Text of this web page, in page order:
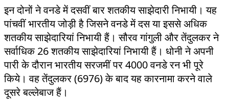
इन दोनों ने वनडे में दसवीं बार शतकीय साझेदारी निभायी। यह
पांचवीं भारतीय जोड़ी है जिसने वनडे में दस या इससे अधिक
शतकीय साझेदारियां निभायी हैं। सौरव गांगुली और तेंदुलकर ने
सर्वाधिक 26 शतकीय साझेदारियां निभायी हैं। धोनी ने अपनी
पारी के दौरान भारतीय सरजमीं पर 4000 वनडे रन भी पूरे
किये। वह तेंदुलकर (6976) के बाद यह कारनामा करने वाले
दूसरे बल्लेबाज हैं।